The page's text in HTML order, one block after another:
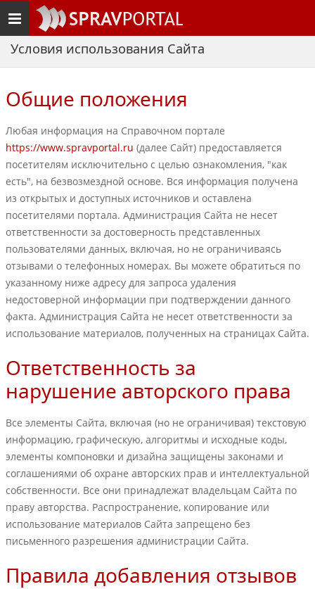
Toggle
navigation
Условия использования Сайта
Общие положения
Любая информация на Справочном портале
https://www.spravportal.ru (далее Сайт) предоставляется
посетителям исключительно с целью ознакомления, "как
есть", на безвозмездной основе. Вся информация получена
из открытых и доступных источников и оставлена
посетителями портала. Администрация Сайта не несет
ответственности за достоверность представленных
пользователями данных, включая, но не ограничиваясь
отзывами о телефонных номерах. Вы можете обратиться по
указанному ниже адресу для запроса удаления
недостоверной информации при подтверждении данного
факта. Администрация Сайта не несет ответственности за
использование материалов, полученных на страницах Сайта.
Ответственность за
нарушение авторского права
Все элементы Сайта, включая (но не ограничивая) текстовую
информацию, графическую, алгоритмы и исходные коды,
элементы компоновки и дизайна защищены законами и
соглашениями об охране авторских прав и интеллектуальной
собственности. Все они принадлежат владельцам Сайта по
праву авторства. Распространение, копирование или
использование материалов Сайта запрещено без
письменного разрешения администрации Сайта.
Правила добавления отзывов